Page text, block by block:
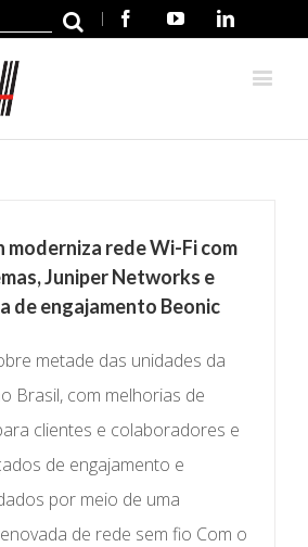
|
FacebookYoutube
moderniza rede Wi-Fi com
Juniper Networks e
de engajamento Beonic
metade das unidades da
Brasil, com melhorias de
clientes e colaboradores e
de engajamento e
por meio de uma
de rede sem fio Com o